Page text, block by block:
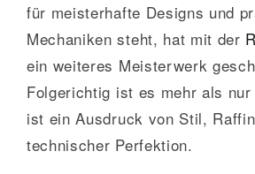
für meisterhafte Designs und
Mechaniken steht, hat mit der
ein weiteres Meisterwerk
Folgerichtig ist es mehr als
ist ein Ausdruck von Stil,
technischer Perfektion.